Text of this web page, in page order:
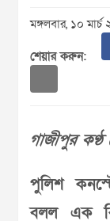
মঙ্গলবার, ১০
শেয়ার করুন:
গাজীপুর কণ্ঠ
পুলিশ
বলল এক